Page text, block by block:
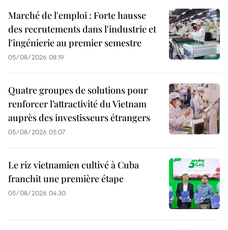
Marché de l'emploi : Forte hausse
des recrutements dans l'industrie et
l'ingénierie au premier semestre
05/08/2026 08:19
Quatre groupes de solutions pour
renforcer l’attractivité du Vietnam
auprès des investisseurs étrangers
05/08/2026 05:07
Le riz vietnamien cultivé à Cuba
franchit une première étape
05/08/2026 04:30